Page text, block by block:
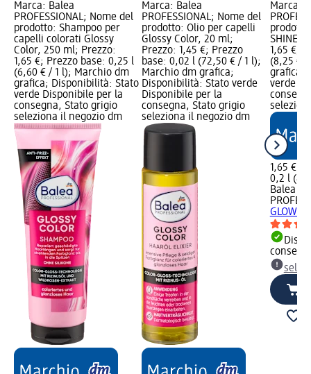
Marca: Balea
PROFESSIONAL; Nome del
prodotto: Shampoo per
capelli colorati Glossy
Color, 250 ml; Prezzo:
1,65 €; Prezzo base: 0,25 l
(6,60 € / 1 l); Marchio dm
grafica; Disponibilità: Stato
verde Disponibile per la
consegna, Stato grigio
seleziona il negozio dm
Marca: Balea
PROFESSIONAL; Nome del
prodotto: Olio per capelli
Glossy Color, 20 ml;
Prezzo: 1,45 €; Prezzo
base: 0,02 l (72,50 € / 1 l);
Marchio dm grafica;
Disponibilità: Stato verde
Disponibile per la
consegna, Stato grigio
seleziona il negozio dm
Marca:
SHINE,
1,65 €;
(8,25 € /
grafica;
verde
1,65 €
0,2 l
Balea
GLOW &